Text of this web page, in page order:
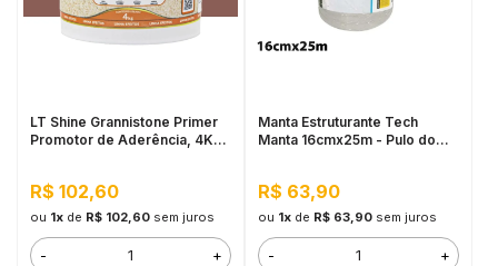
LT Shine Grannistone Primer
Promotor de Aderência, 4KG
R$ 102,60
ou 1xde R$ 102,60 sem juros
- +
Manta Estruturante Tech
Manta 16cmx25m - Pulo do
R$ 63,90
ou 1xde R$ 63,90 sem juros
- +